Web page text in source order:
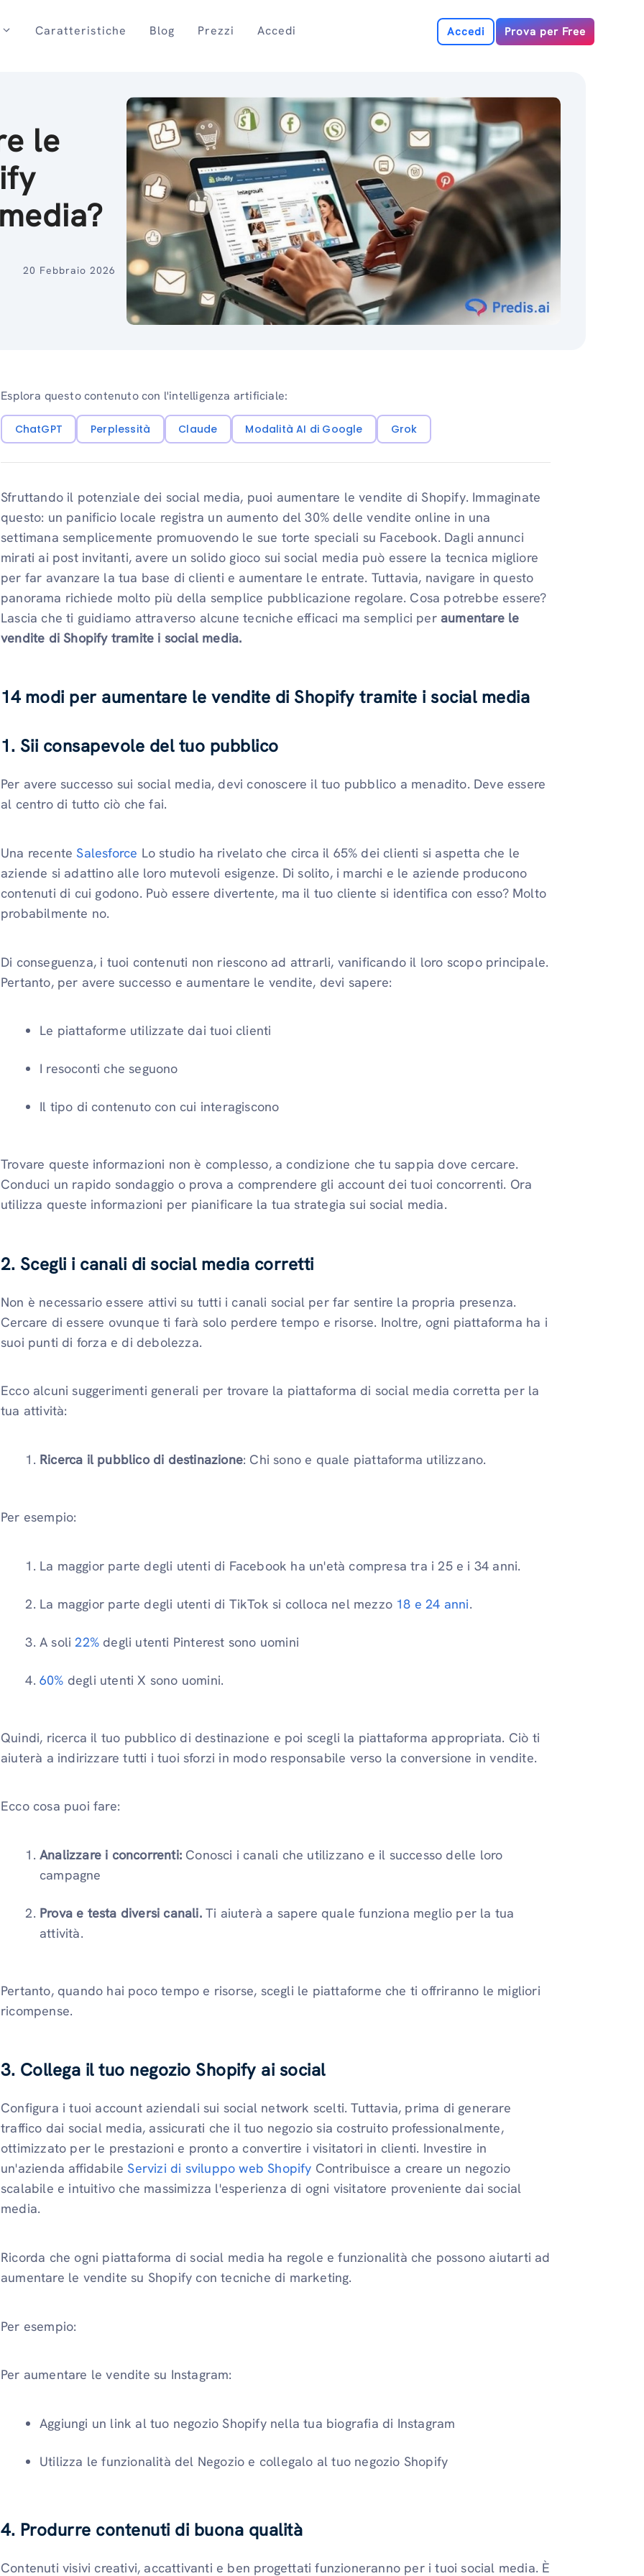
Caratteristiche Blog Prezzi Accedi Accedi Prova per Free
le
20 Febbraio 2026
Esplora questo contenuto con l'intelligenza artificiale:
ChatGPT Perplessità Claude Modalità AI di Google Grok
Sfruttando il potenziale dei social media, puoi aumentare le vendite di Shopify. Immaginate
questo: un panificio locale registra un aumento del 30% delle vendite online in una
settimana semplicemente promuovendo le sue torte speciali su Facebook. Dagli annunci
mirati ai post invitanti, avere un solido gioco sui social media può essere la tecnica migliore
per far avanzare la tua base di clienti e aumentare le entrate. Tuttavia, navigare in questo
panorama richiede molto più della semplice pubblicazione regolare. Cosa potrebbe essere?
Lascia che ti guidiamo attraverso alcune tecniche efficaci ma semplici per aumentare le
vendite di Shopify tramite i social media.
14 modi per aumentare le vendite di Shopify tramite i social media
1. Sii consapevole del tuo pubblico
Per avere successo sui social media, devi conoscere il tuo pubblico a menadito. Deve essere
al centro di tutto ciò che fai.
Una recenteSalesforce Lo studio ha rivelato che circa il 65% dei clienti si aspetta che le
aziende si adattino alle loro mutevoli esigenze. Di solito, i marchi e le aziende producono
contenuti di cui godono. Può essere divertente, ma il tuo cliente si identifica con esso? Molto
probabilmente no.
Di conseguenza, i tuoi contenuti non riescono ad attrarli, vanificando il loro scopo principale.
Pertanto, per avere successo e aumentare le vendite, devi sapere:
Le piattaforme utilizzate dai tuoi clienti
I resoconti che seguono
Il tipo di contenuto con cui interagiscono
Trovare queste informazioni non è complesso, a condizione che tu sappia dove cercare.
Conduci un rapido sondaggio o prova a comprendere gli account dei tuoi concorrenti. Ora
utilizza queste informazioni per pianificare la tua strategia sui social media.
2. Scegli i canali di social media corretti
Non è necessario essere attivi su tutti i canali social per far sentire la propria presenza.
Cercare di essere ovunque ti farà solo perdere tempo e risorse. Inoltre, ogni piattaforma ha i
suoi punti di forza e di debolezza.
Ecco alcuni suggerimenti generali per trovare la piattaforma di social media corretta per la
tua attività:
Ricerca il pubblico di destinazione: Chi sono e quale piattaforma utilizzano.
Per esempio:
La maggior parte degli utenti di Facebook ha un'età compresa tra i 25 e i 34 anni.
La maggior parte degli utenti di TikTok si colloca nel mezzo 18 e 24 anni.
A soli 22% degli utenti Pinterest sono uomini
60% degli utenti X sono uomini.
Quindi, ricerca il tuo pubblico di destinazione e poi scegli la piattaforma appropriata. Ciò ti
aiuterà a indirizzare tutti i tuoi sforzi in modo responsabile verso la conversione in vendite.
Ecco cosa puoi fare:
Analizzare i concorrenti: Conosci i canali che utilizzano e il successo delle loro
campagne
Prova e testa diversi canali.Ti aiuterà a sapere quale funziona meglio per la tua
attività.
Pertanto, quando hai poco tempo e risorse, scegli le piattaforme che ti offriranno le migliori
ricompense.
3. Collega il tuo negozio Shopify ai social
Configura i tuoi account aziendali sui social network scelti. Tuttavia, prima di generare
traffico dai social media, assicurati che il tuo negozio sia costruito professionalmente,
ottimizzato per le prestazioni e pronto a convertire i visitatori in clienti. Investire in
un'azienda affidabileServizi di sviluppo web Shopify Contribuisce a creare un negozio
scalabile e intuitivo che massimizza l'esperienza di ogni visitatore proveniente dai social
media.
Ricorda che ogni piattaforma di social media ha regole e funzionalità che possono aiutarti ad
aumentare le vendite su Shopify con tecniche di marketing.
Per esempio:
Per aumentare le vendite su Instagram:
Aggiungi un link al tuo negozio Shopify nella tua biografia di Instagram
Utilizza le funzionalità del Negozio e collegalo al tuo negozio Shopify
4. Produrre contenuti di buona qualità
Contenuti visivi creativi, accattivanti e ben progettati funzioneranno per i tuoi social media. È